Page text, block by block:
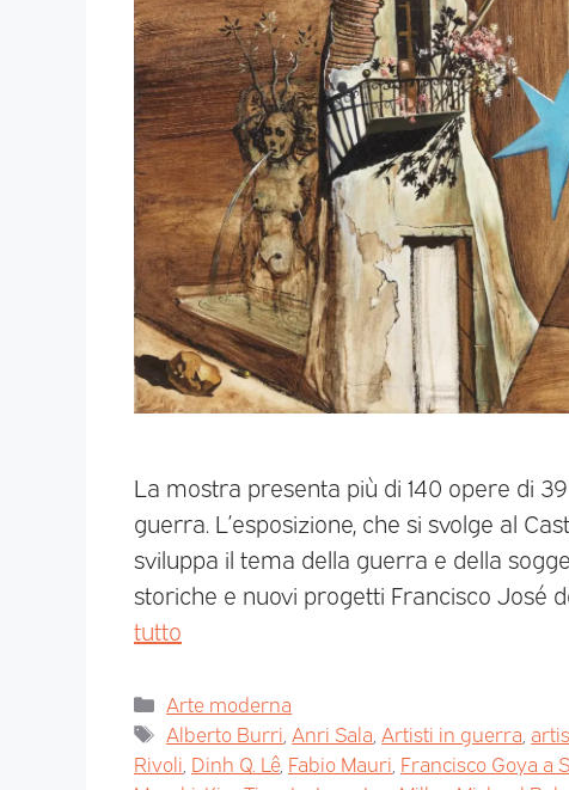
La mostra presenta più di 140 opere di
guerra. L’esposizione, che si svolge al
sviluppa il tema della guerra e della
storiche e nuovi progetti Francisco José
tutto
Arte moderna
Alberto Burri ,Anri Sala ,Artisti in guerra
Rivoli Dinh Q. Lê, Fabio Mauri Francisco Goya a